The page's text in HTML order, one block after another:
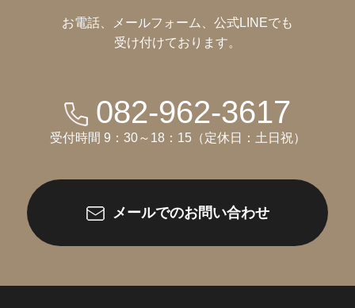
お電話、メールフォーム、公式LINEでも
受け付けております。
082-962-3617
受付時間 9：30～18：15（定休日：土日祝）
メールでのお問い合わせ